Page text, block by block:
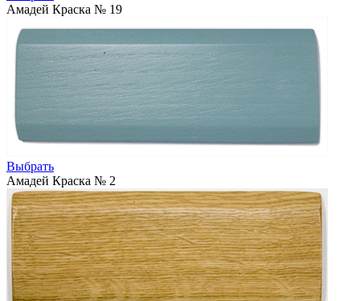
Амадей Краска № 19
Выбрать
Амадей Краска № 2